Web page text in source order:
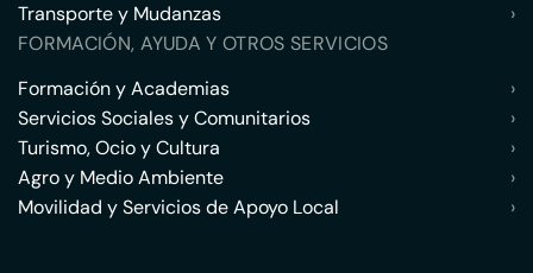
Transporte y Mudanzas
›
FORMACIÓN, AYUDA Y OTROS SERVICIOS
Formación y Academias
›
Servicios Sociales y Comunitarios
›
Turismo, Ocio y Cultura
›
Agro y Medio Ambiente
›
Movilidad y Servicios de Apoyo Local
›